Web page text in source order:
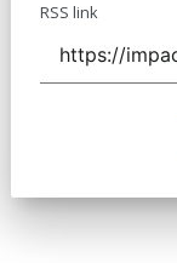
RSS link